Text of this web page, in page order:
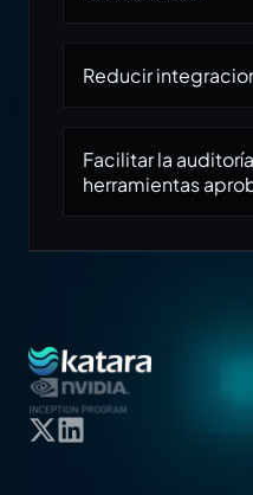
Reducir
Facilitar la
herramientas